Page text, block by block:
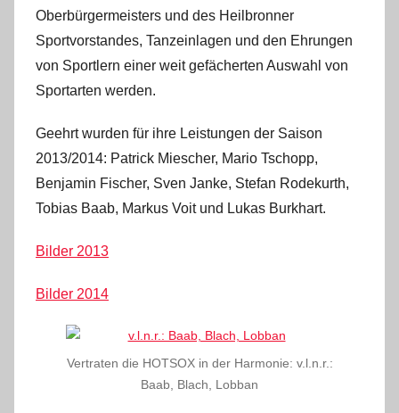
Oberbürgermeisters und des Heilbronner
Sportvorstandes, Tanzeinlagen und den Ehrungen
von Sportlern einer weit gefächerten Auswahl von
Sportarten werden.
Geehrt wurden für ihre Leistungen der Saison
2013/2014: Patrick Miescher, Mario Tschopp,
Benjamin Fischer, Sven Janke, Stefan Rodekurth,
Tobias Baab, Markus Voit und Lukas Burkhart.
Bilder 2013
Bilder 2014
Vertraten die HOTSOX in der Harmonie: v.l.n.r.:
Baab, Blach, Lobban